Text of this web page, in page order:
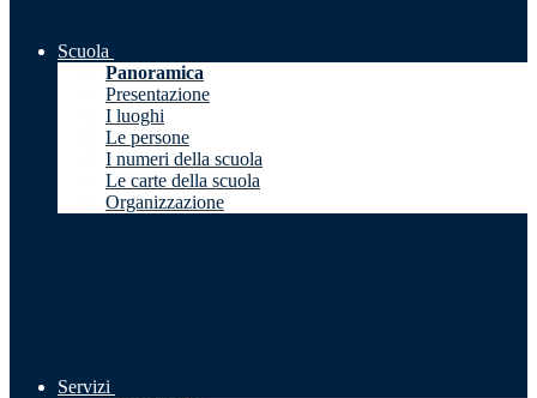
Scuola
Panoramica
Presentazione
I luoghi
Le persone
I numeri della scuola
Le carte della scuola
Organizzazione
Servizi